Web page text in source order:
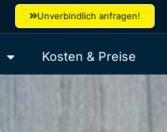
Unverbindlich anfragen!
Kosten & Preise